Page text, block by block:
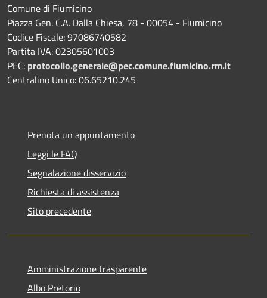
Comune di Fiumicino
Piazza Gen. C.A. Dalla Chiesa, 78 - 00054 - Fiumicino
Codice Fiscale: 97086740582
Partita IVA: 02305601003
PEC: protocollo.generale@pec.comune.fiumicino.rm.it
Centralino Unico: 06.65210.245
Prenota un appuntamento
Leggi le FAQ
Segnalazione disservizio
Richiesta di assistenza
Sito precedente
Amministrazione trasparente
Albo Pretorio